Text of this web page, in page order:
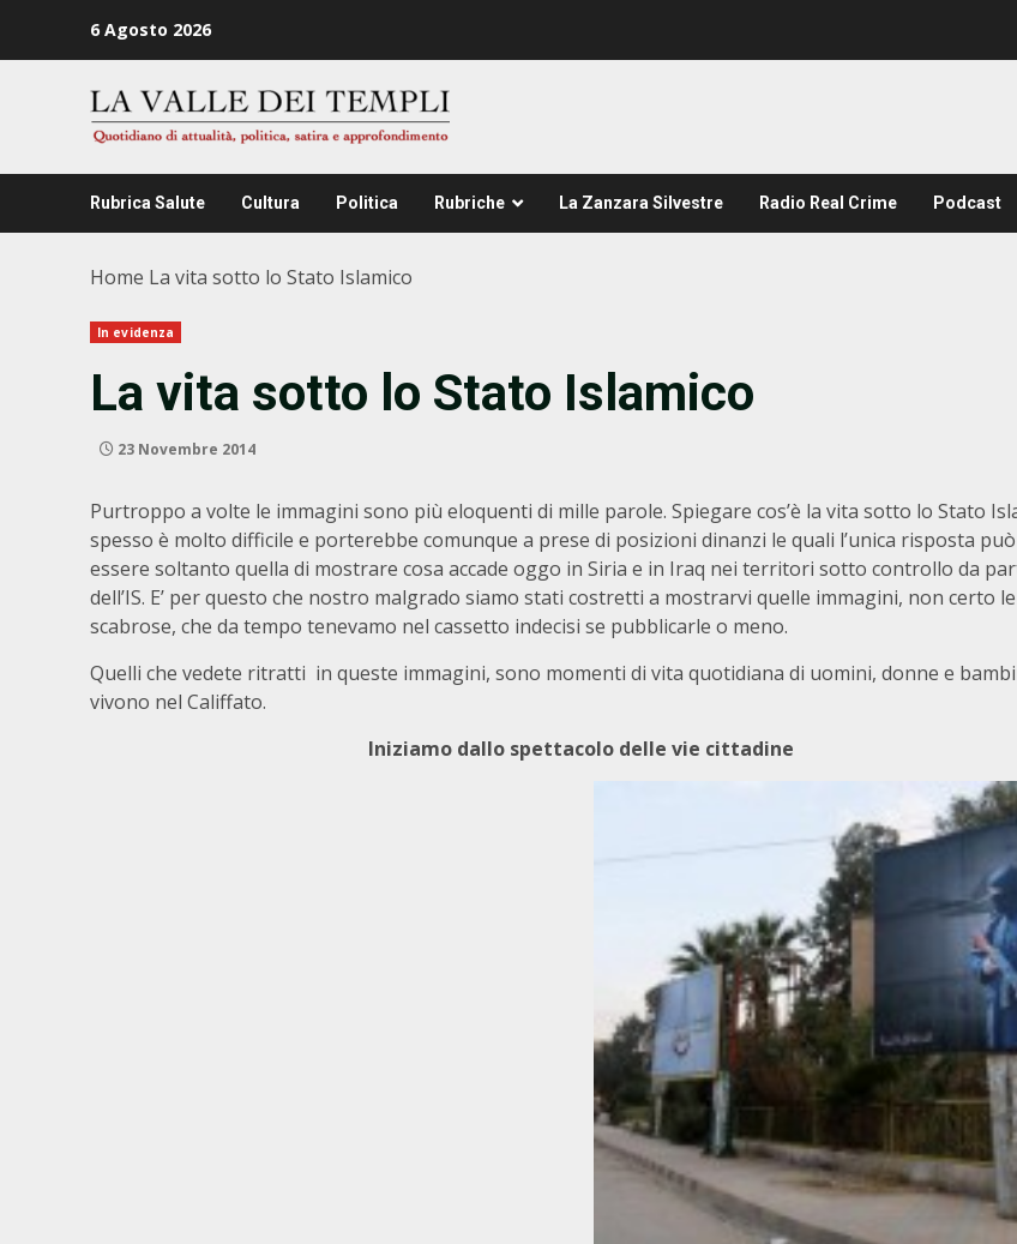
6 Agosto 2026
Rubrica Salute Cultura Politica Rubriche La Zanzara Silvestre Radio Real Crime Podcast
Home La vita sotto lo Stato Islamico
In evidenza
La vita sotto lo Stato Islamico
23 Novembre 2014
Purtroppo a volte le immagini sono più eloquenti di mille parole. Spiegare cos’è la vita sotto lo Stato
spesso è molto difficile e porterebbe comunque a prese di posizioni dinanzi le quali l’unica risposta può
essere soltanto quella di mostrare cosa accade oggo in Siria e in Iraq nei territori sotto controllo da
dell’IS. E’ per questo che nostro malgrado siamo stati costretti a mostrarvi quelle immagini, non certo
scabrose, che da tempo tenevamo nel cassetto indecisi se pubblicarle o meno.
Quelli che vedete ritratti in queste immagini, sono momenti di vita quotidiana di uomini, donne e
vivono nel Califfato.
Iniziamo dallo spettacolo delle vie cittadine